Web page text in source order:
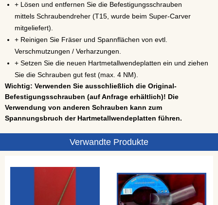
+ Lösen und entfernen Sie die Befestigungsschrauben
mittels Schraubendreher (T15, wurde beim Super-Carver
mitgeliefert).
+ Reinigen Sie Fräser und Spannflächen von evtl.
Verschmutzungen / Verharzungen.
+ Setzen Sie die neuen Hartmetallwendeplatten ein und ziehen
Sie die Schrauben gut fest (max. 4 NM).
Wichtig: Verwenden Sie ausschließlich die Original-
Befestigungsschrauben (auf Anfrage erhältlich)! Die
Verwendung von anderen Schrauben kann zum
Spannungsbruch der Hartmetallwendeplatten führen.
Verwandte Produkte